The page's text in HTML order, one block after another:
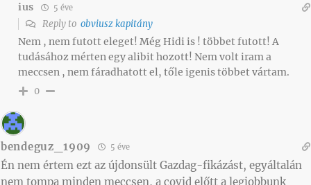
ius 5 éve
Reply to obviusz kapitány
Nem , nem futott eleget! Még Hidi is ! többet futott! A
tudásához mérten egy alibit hozott! Nem volt iram a
meccsen , nem fáradhatott el, tőle igenis többet vártam.
0
bendeguz_1909 5 éve
Én nem értem ezt az újdonsült Gazdag-fikázást, egyáltalán
nem tompa minden meccsen, a covid előtt a legjobbunk